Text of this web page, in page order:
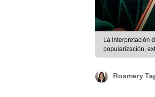
La interpretación
popularización,
Rosmery